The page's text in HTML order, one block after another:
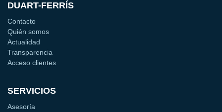
DUART-FERRÍS
Contacto
Quién somos
Actualidad
Transparencia
Acceso clientes
SERVICIOS
Asesoría